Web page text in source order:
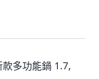
多功能鍋 1.7,